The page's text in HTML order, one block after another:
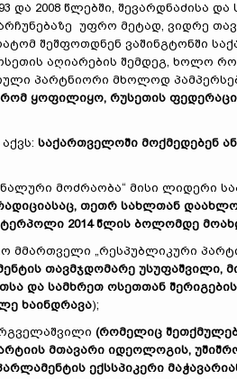
და 2008 წლებში, შევარდნაძისა
უფრო მეტად, ვიდრე
შეშფოთდნენ ვაშინგტონში
აღიარების შემდეგ, ხოლო
პარტნიორი მხოლოდ
რომ ყოფილიყო, რუსეთის
საქართველოში მოქმედებენ
მოძრაობა“ მისი ლიდერი
თეთრ სახლთან
2014 წლის ბოლომდე
მმართველი „რესპუბლიკური
თავმჯდომარე
და სამხრეთ ოსეთთან
ხაინდრავა);
(რომელიც
მთავარი იდეოლოგის,
ექსსპიკერი